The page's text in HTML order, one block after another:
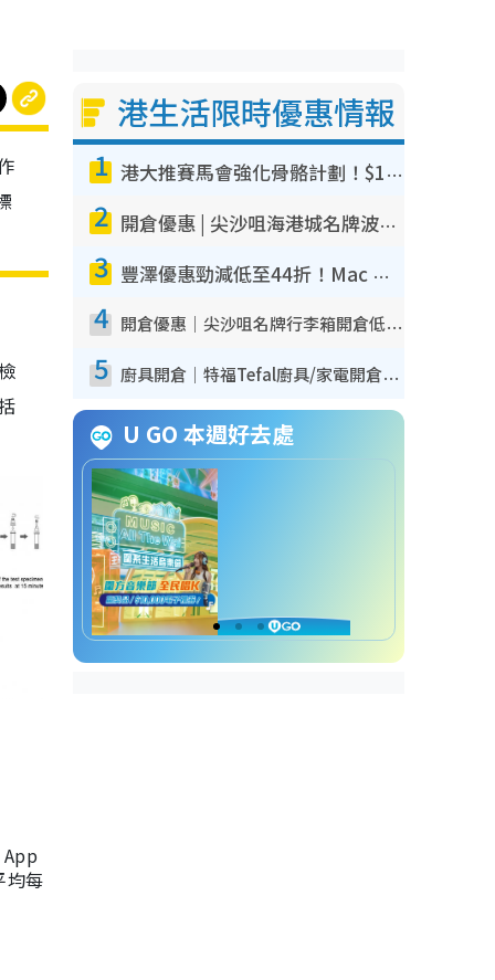
均每
港生活限時優惠情報
1 港大推賽馬會強化骨骼計劃！$100骨質密度X光檢查 完成免費運動訓練送超市禮券！附參加資格
2 開倉優惠 | 尖沙咀海港城名牌波鞋開倉低至1折！On鞋$899起／Joy&Peace鞋履$98起
3 豐澤優惠勁減低至44折！Mac mini/iPhone17Pro大減價！廚房家電$220起
4 開倉優惠｜尖沙咀名牌行李箱開倉低至4折！一連5日 American Tourister/ace./Hallmark $200起！
5 廚具開倉｜特福Tefal廚具/家電開倉低至3折！$220起買平底鍋/炒鑊/湯煲！電飯煲/吸塵機/燙斗$418起
U GO 本週好去處